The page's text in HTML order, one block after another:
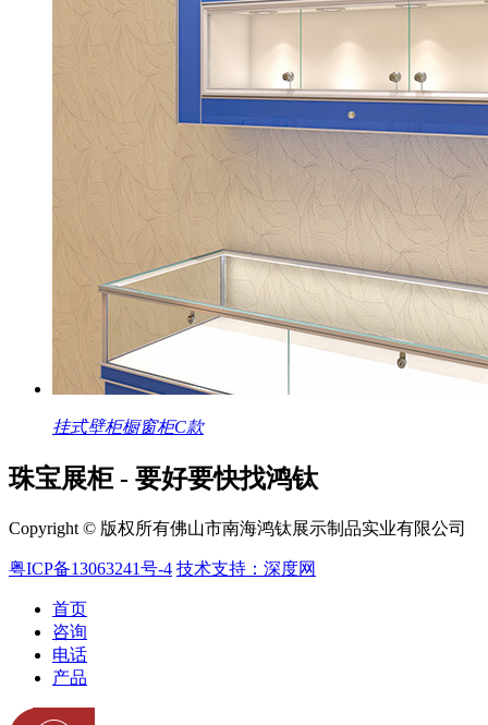
挂式壁柜橱窗柜C款
珠宝展柜 - 要好要快找鸿钛
Copyright © 版权所有佛山市南海鸿钛展示制品实业有限公司
粤ICP备13063241号-4 技术支持：深度网
首页
咨询
电话
产品